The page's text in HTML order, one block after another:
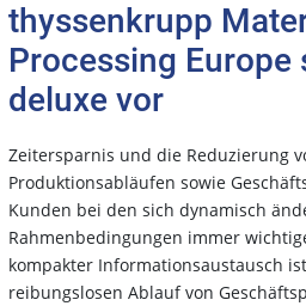
thyssenkrupp
Processing Europe
deluxe vor
Zeitersparnis und die Reduzierung
Produktionsabläufen sowie
Kunden bei den sich dynamisch
Rahmenbedingungen immer
kompakter Informationsaustausch
reibungslosen Ablauf von